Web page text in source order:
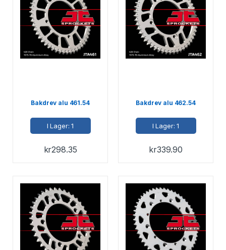
Bakdrev alu 461.54
I Lager: 1
kr298.35
Bakdrev alu 462.54
I Lager: 1
kr339.90